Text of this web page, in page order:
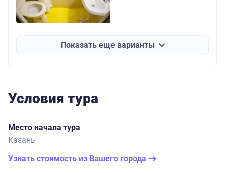
Показать еще варианты
Условия тура
Место начала тура
Казань
Узнать стоимость из Вашего города